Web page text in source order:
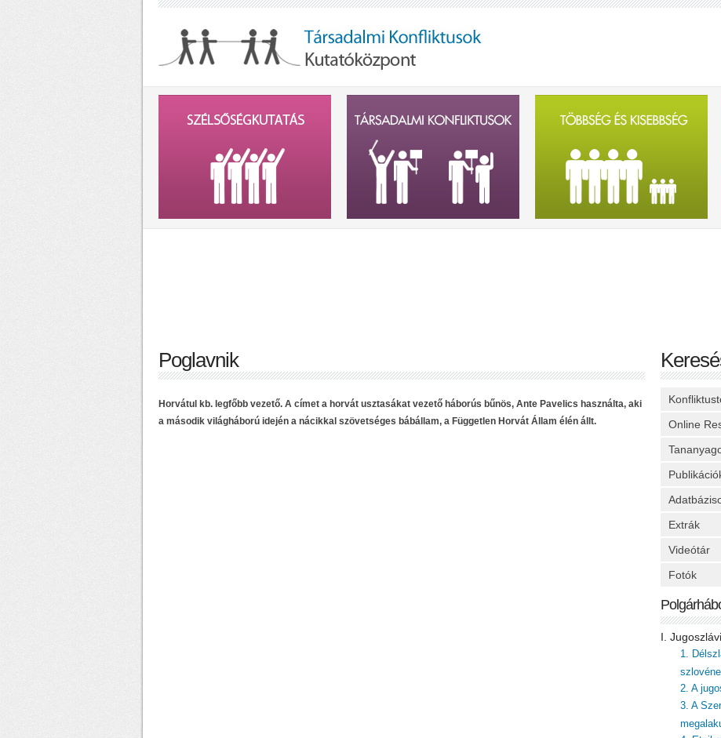
Poglavnik
Horvátul kb. legfőbb vezető. A címet a horvát usztasákat vezető háborús bűnös, Ante Pavelics használta, aki
a második világháború idején a nácikkal szövetséges bábállam, a Független Horvát Állam élén állt.
Online
Extrák
Videótár
Fotók
I.
1.
2. A
3. A